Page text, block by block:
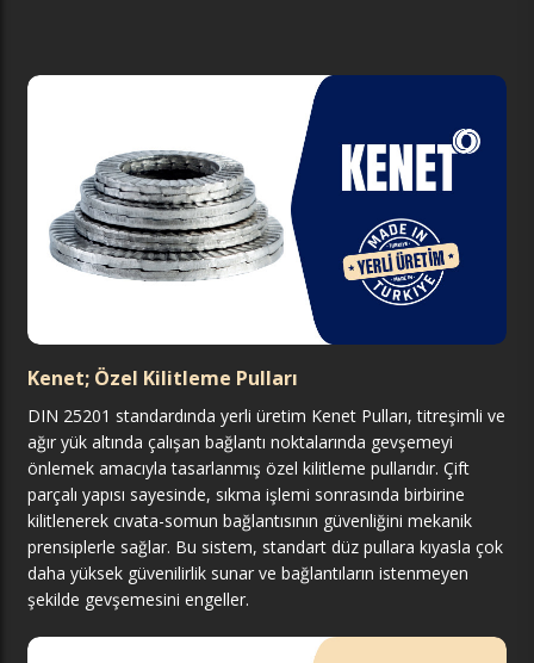
Kenet; Özel Kilitleme Pulları
DIN 25201 standardında yerli üretim Kenet Pulları, titreşimli ve
ağır yük altında çalışan bağlantı noktalarında gevşemeyi
önlemek amacıyla tasarlanmış özel kilitleme pullarıdır. Çift
parçalı yapısı sayesinde, sıkma işlemi sonrasında birbirine
kilitlenerek cıvata-somun bağlantısının güvenliğini mekanik
prensiplerle sağlar. Bu sistem, standart düz pullara kıyasla çok
daha yüksek güvenilirlik sunar ve bağlantıların istenmeyen
şekilde gevşemesini engeller.